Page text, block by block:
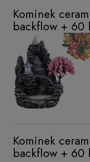
Kominek
backflow + 60
Kominek
backflow + 60